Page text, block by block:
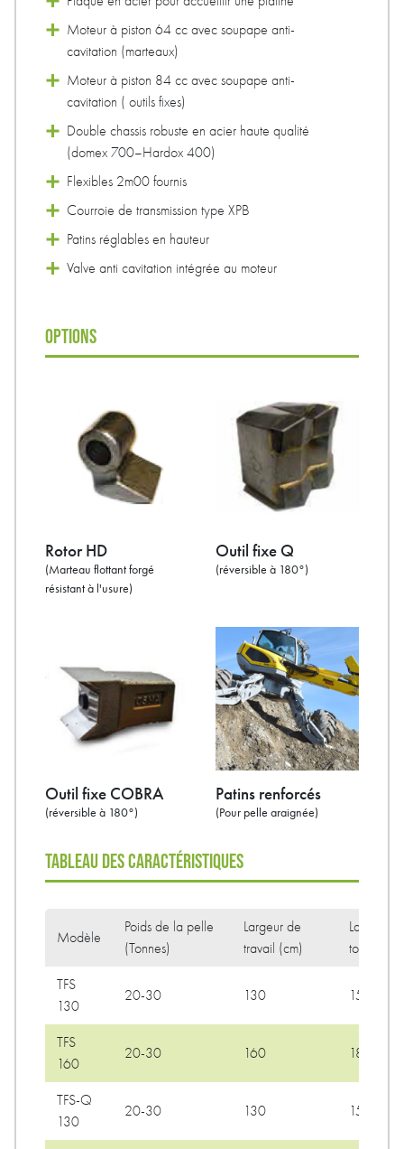
Moteur à piston 64 cc avec soupape anti-
cavitation (marteaux)
Moteur à piston 84 cc avec soupape anti-
cavitation ( outils fixes)
Double chassis robuste en acier haute qualité
(domex 700–Hardox 400)
Flexibles 2m00 fournis
Courroie de transmission type XPB
Patins réglables en hauteur
Valve anti cavitation intégrée au moteur
OPTIONS
Rotor HD
(Marteau flottant forgé
résistant à l'usure)
Outil fixe Q
(réversible à 180°)
Outil fixe COBRA
(réversible à 180°)
Patins renforcés
(Pour pelle araignée)
TABLEAU DES CARACTÉRISTIQUES
Modèle
Poids de la pelle
(Tonnes)
Largeur de
travail (cm)
Largeur
totale
TFS
130
20-30 130 150
TFS
160
20-30 160 180
TFS-Q
130
20-30 130 150